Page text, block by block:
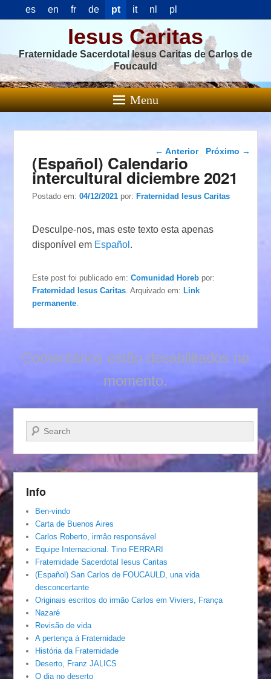
es en fr de pt it nl pl
Iesus Caritas
Fraternidade Sacerdotal Iesus Caritas de Carlos de
Foucauld
Menu
Navegação das
← Anterior Próximo →
(Español) Calendario
intercultural diciembre 2021
Postado em:04/12/2021 por:Fraternidad Iesus Caritas
Desculpe-nos, mas este texto esta apenas
disponível em Español .
Este post foi publicado em:Comunidad Horeb por:
Fraternidad Iesus Caritas . Arquivado em:Link
permanente
Comentários estão desabilitados no
momento.
Pesquisar…
Info
Ben-vindo
Carta de Buenos Aires
Carlos Roberto, irmâo responsável
Equipe Internacional. Tino FERRARI
Fraternidade Sacerdotal Iesus Caritas
(Español) San Carlos de FOUCAULD, una vida
desconcertante
Originais escritos do irmão Carlos em Viviers, França
Nazaré
Revisão de vida
A pertença á Fraternidade
História da Fraternidade
Deserto, Franz JALICS
O dia no deserto